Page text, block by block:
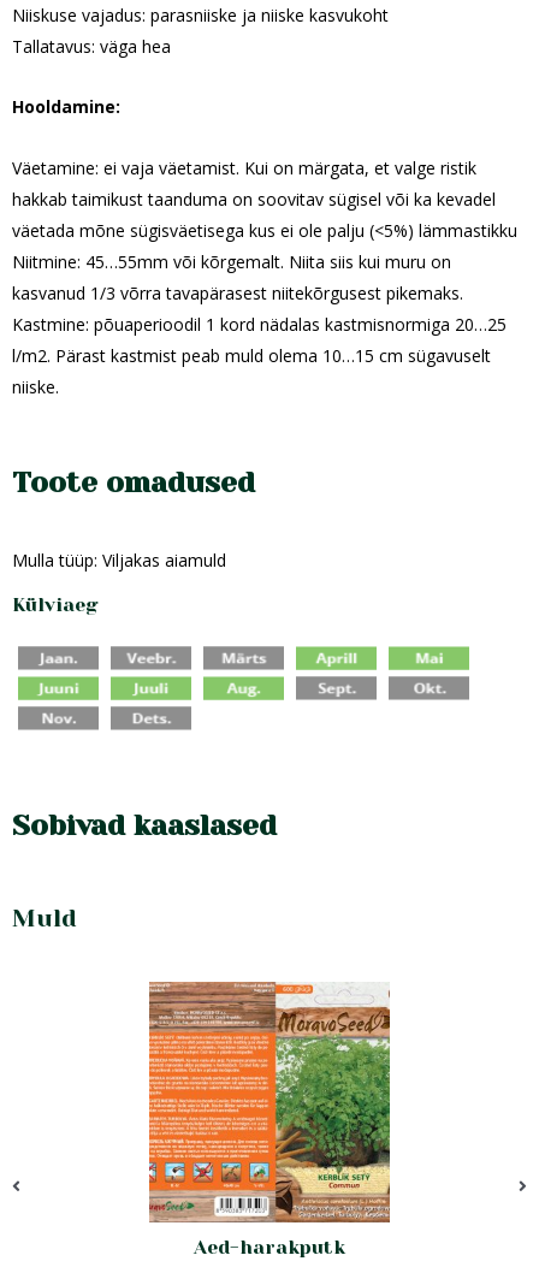
Niiskuse vajadus: parasniiske ja niiske kasvukoht
Tallatavus: väga hea
Hooldamine:
Väetamine: ei vaja väetamist. Kui on märgata, et valge ristik
hakkab taimikust taanduma on soovitav sügisel või ka kevadel
väetada mõne sügisväetisega kus ei ole palju (<5%) lämmastikku
Niitmine: 45…55mm või kõrgemalt. Niita siis kui muru on
kasvanud 1/3 võrra tavapärasest niitekõrgusest pikemaks.
Kastmine: põuaperioodil 1 kord nädalas kastmisnormiga 20…25
l/m2. Pärast kastmist peab muld olema 10…15 cm sügavuselt
niiske.
Toote omadused
Mulla tüüp: Viljakas aiamuld
Külviaeg
Sobivad kaaslased
Muld
Aed-harakputk